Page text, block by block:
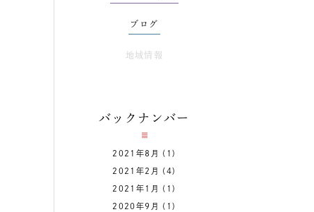
ブログ
地域情報
バックナンバー
2021年8月 (1)
2021年2月 (4)
2021年1月 (1)
2020年9月 (1)